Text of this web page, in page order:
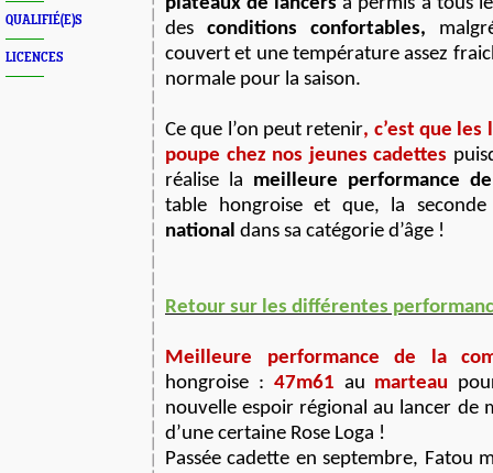
QUALIFIÉ(E)S
LICENCES
des conditions confortables,
couvert et une température assez
normale pour la saison.
Ce que l’on peut retenir, c’est que
poupe chez nos jeunes cadettes
réalise la meilleure performance
table hongroise et que, la
national dans sa catégorie d’âge !
Retour sur les différentes
Meilleure performance de la
hongroise : 47m61 au marteau
nouvelle espoir régional au lancer de
d’une certaine Rose Loga !
Passée cadette en septembre, Fatou